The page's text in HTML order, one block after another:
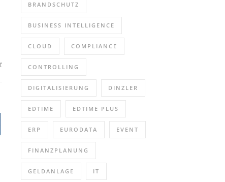
für Online-Infoabend: Programme ab 18 (Webinar | Online)
BRANDSCHUTZ
BUSINESS INTELLIGENCE
CLOUD COMPLIANCE
CONTROLLING
DIGITALISIERUNG DINZLER
EDTIME EDTIME PLUS
ERP EURODATA EVENT
FINANZPLANUNG
GELDANLAGE IT